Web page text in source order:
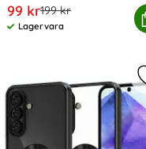
rea pris
99 krtidigare pris
199 kr
Tillgänglighet:
Lagervara
Samsung A27